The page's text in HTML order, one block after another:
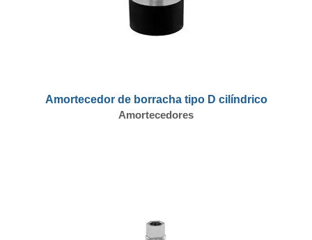
Amortecedor de borracha tipo D cilíndrico
Amortecedores